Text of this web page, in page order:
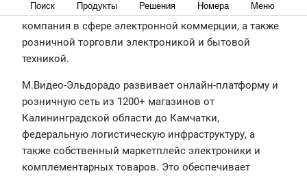
Поиск Продукты Решения Номера Меню
М.Видео-Эльдорадо — это ведущая российская
компания в сфере электронной коммерции, а также
розничной торговли электроникой и бытовой
техникой.
М.Видео-Эльдорадо развивает онлайн-платформу и
розничную сеть из 1200+ магазинов от
Калининградской области до Камчатки,
федеральную логистическую инфраструктуру, а
также собственный маркетплейс электроники и
комплементарных товаров. Это обеспечивает